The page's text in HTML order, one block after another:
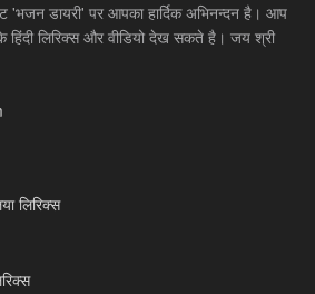
'भजन डायरी' पर आपका हार्दिक अभिनन्दन है। आप
हिंदी लिरिक्स और वीडियो देख सकते है। जय श्री
लिरिक्स